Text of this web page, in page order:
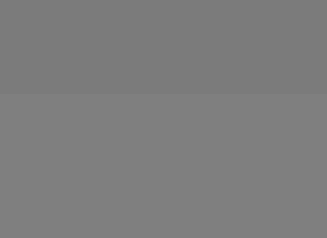
papier